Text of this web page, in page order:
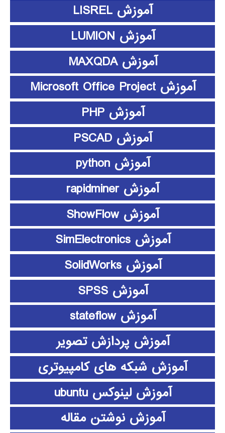
آموزش LISREL
آموزش LUMION
آموزش MAXQDA
آموزش Microsoft Office Project
آموزش PHP
آموزش PSCAD
آموزش python
آموزش rapidminer
آموزش ShowFlow
آموزش SimElectronics
آموزش SolidWorks
آموزش SPSS
آموزش stateflow
آموزش پردازش تصویر
آموزش شبکه های کامپیوتری
آموزش لینوکس ubuntu
آموزش نوشتن مقاله